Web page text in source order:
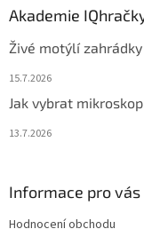
Akademie
Živé motýlí
15.7.2026
Jak vybrat
13.7.2026
Informace pro vás
Hodnocení obchodu